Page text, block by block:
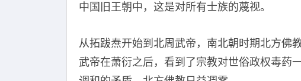
中国旧王朝中，这是对所有士族的蔑视。
从拓跋焘开始到北周武帝，南北朝时期北方佛
武帝在萧衍之后，看到了宗教对世俗政权毒药